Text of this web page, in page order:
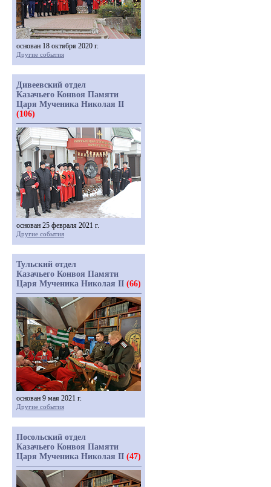
основан 18 октября 2020 г.
Другие события
Дивеевский отдел
Казачьего Конвоя Памяти
Царя Мученика Николая II
(106)
основан 25 февраля 2021 г.
Другие события
Тульский отдел
Казачьего Конвоя Памяти
Царя Мученика Николая II (66)
основан 9 мая 2021 г.
Другие события
Посольский отдел
Казачьего Конвоя Памяти
Царя Мученика Николая II (47)